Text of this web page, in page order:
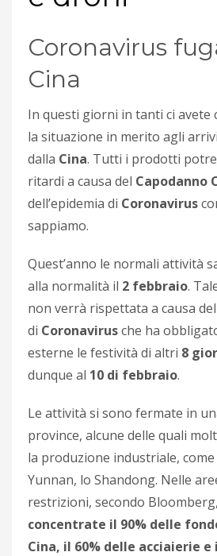
Coronavirus
Cina
In questi giorni in tanti ci avete
la situazione in merito agli
dalla Cina. Tutti i prodotti
ritardi a causa del Capodanno
dell’epidemia di Coronavirus
sappiamo.
Quest’anno le normali attività
alla normalità il 2 febbraio.
non verrà rispettata a causa
di Coronavirusche ha
esterne le festività di altri 8
dunque al 10 di febbraio.
Le attività si sono fermate in
province, alcune delle quali
la produzione industriale, come
Yunnan, lo Shandong. Nelle
restrizioni, secondo Bloomberg,
concentrate il 90% delle
Cina, il 60% delle acciaierie e